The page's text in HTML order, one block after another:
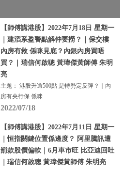
【師傅講港股】2022年7月18日 星期一
｜建滔系盈警點解仲要撈？｜保交樓
內房有救 係咪見底？內銀內房買唔
買？｜瑞信何啟聰 黃瑋傑黃師傅 朱明
亮
主題： 港股升逾500點 是轉勢定反彈？｜內
房有央行保 係咪
2022/07/18
【師傅講港股】2022年7月11日 星期一
｜恒指關鍵位置係邊度？ 阿里騰訊遭
罰款股價偏軟｜6月車市旺 比亞迪回吐
｜瑞信何啟聰 黃瑋傑黃師傅 朱明亮